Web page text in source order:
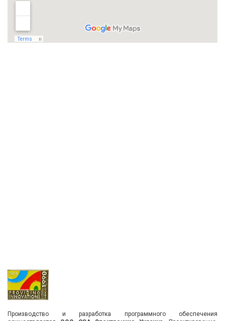
Производство и разработка программного обеспечения